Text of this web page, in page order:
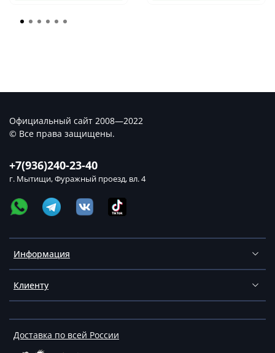
Информация
Клиенту
Доставка по всей России
+7(936)240-23-40
г. Мытищи, Фуражный проезд, вл. 4
Официальный сайт 2008—2022
© Все права защищены.